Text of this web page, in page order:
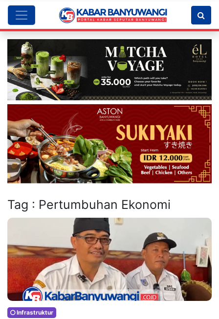
Tag : Pertumbuhan Ekonomi
Infrastruktur